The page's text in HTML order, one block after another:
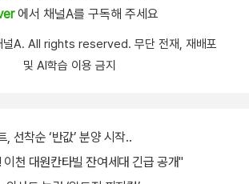
에서 채널A를 구독해 주세요
A. All rights reserved. 무단 전재, 재배포
및 AI학습 이용 금지